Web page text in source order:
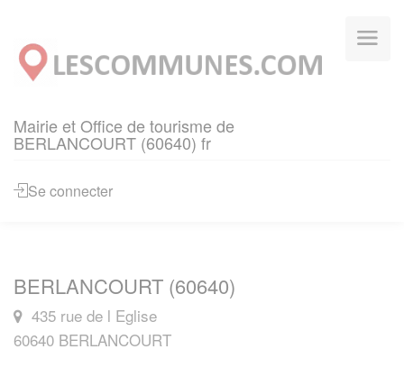
Mairie et Office de tourisme de
BERLANCOURT (60640) fr
Se connecter
BERLANCOURT (60640)
435 rue de l Eglise
60640 BERLANCOURT